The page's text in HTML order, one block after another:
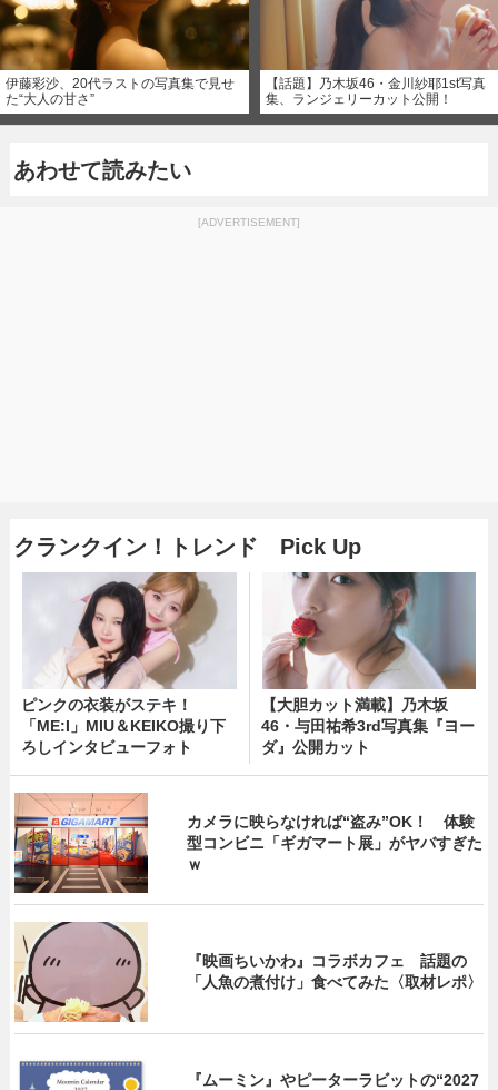
伊藤彩沙、20代ラストの写真集で見せ
た“大人の甘さ”
【話題】乃木坂46・金川紗耶1st写真
集、ランジェリーカット公開！
あわせて読みたい
[ADVERTISEMENT]
クランクイン！トレンド Pick Up
ピンクの衣装がステキ！
「ME:I」MIU＆KEIKO撮り下
ろしインタビューフォト
【大胆カット満載】乃木坂
46・与田祐希3rd写真集『ヨー
ダ』公開カット
カメラに映らなければ“盗み”OK！ 体験
型コンビニ「ギガマート展」がヤバすぎた
ｗ
『映画ちいかわ』コラボカフェ 話題の
「人魚の煮付け」食べてみた〈取材レポ〉
『ムーミン』やピーターラビットの“2027